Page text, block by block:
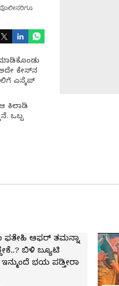
ಕೇಸ್​​ನ
ಎಸ್ಕೆಪ್​
ಕಿಲಾಡಿ
ಒಬ್ಬ